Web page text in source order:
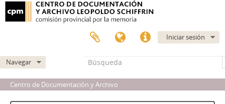
Iniciar sesión
Navegar
Centro de Documentación y Archivo